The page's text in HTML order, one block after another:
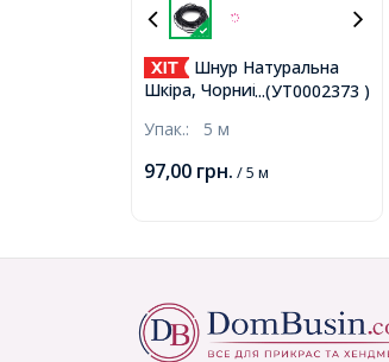
...(УТ0002373 )
Шнур Натуральна
Шкіра, Чорний, 2мм,
Упак.: 5 м
97,00 грн. / 5 м